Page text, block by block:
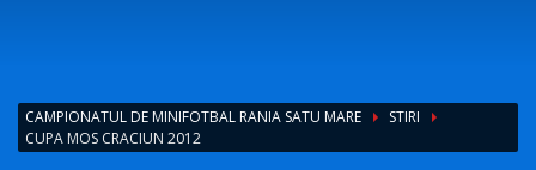
CAMPIONATUL DE MINIFOTBAL RANIA SATU MARE
STIRI
CUPA MOS CRACIUN 2012